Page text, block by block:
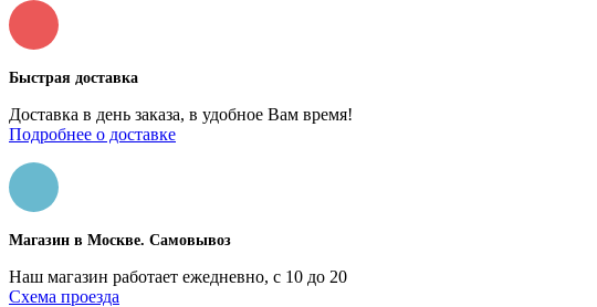
Быстрая доставка
Доставка в день заказа, в удобное Вам время!
Подробнее о доставке
Магазин в Москве. Самовывоз
Наш магазин работает ежедневно, с 10 до 20
Схема проезда